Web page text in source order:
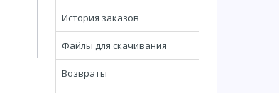
История заказов
Файлы для скачивания
Возвраты